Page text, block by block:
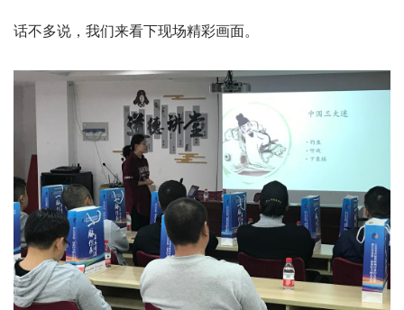
话不多说，我们来看下现场精彩画面。